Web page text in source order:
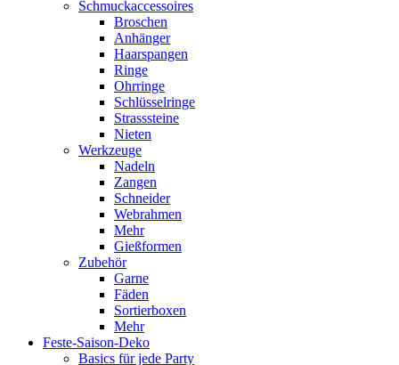
Schmuckaccessoires
Broschen
Anhänger
Haarspangen
Ringe
Ohrringe
Schlüsselringe
Strasssteine
Nieten
Werkzeuge
Nadeln
Zangen
Schneider
Webrahmen
Mehr
Gießformen
Zubehör
Garne
Fäden
Sortierboxen
Mehr
Feste-Saison-Deko
Basics für jede Party